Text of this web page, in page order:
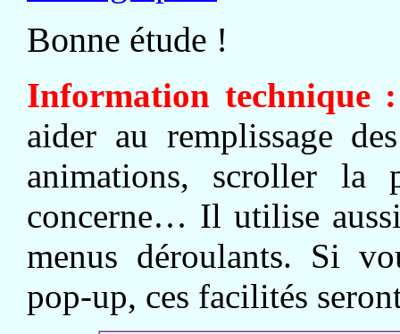
Bonne étude !
Information technique :
aider au remplissage
animations, scroller
concerne… Il utilise
menus déroulants. Si
pop-up, ces facilités